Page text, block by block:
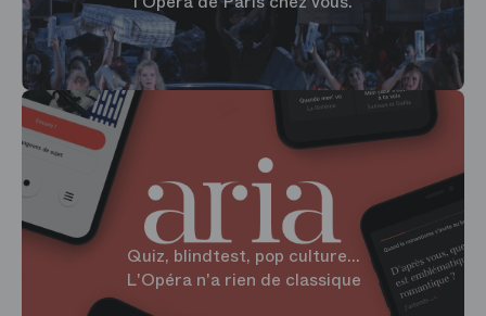
Quiz, blindtest, pop culture...
L'Opéra n'a rien de classique